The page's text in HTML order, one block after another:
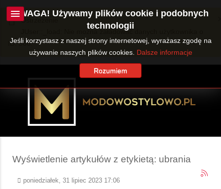
Ostrzeżenie
JUser::_load: Nie można załadować danych użytkownika o
ID: 360.
Wyświetlenie artykułów z etykietą: ubrania
poniedziałek, 31 lipiec 2023 17:06
UWAGA! Używamy plików cookie i podobnych
technologii
Jeśli korzystasz z naszej strony internetowej, wyrażasz zgodę na
używanie naszych plików cookies. Dalsze informacje
Rozumiem